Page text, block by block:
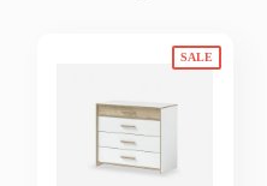
SALE